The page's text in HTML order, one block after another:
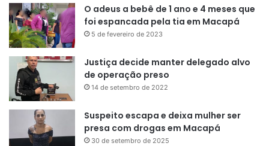
O adeus a bebê de 1 ano e 4 meses que
foi espancada pela tia em Macapá
5 de fevereiro de 2023
Justiça decide manter delegado alvo
de operação preso
14 de setembro de 2022
Suspeito escapa e deixa mulher ser
presa com drogas em Macapá
30 de setembro de 2025